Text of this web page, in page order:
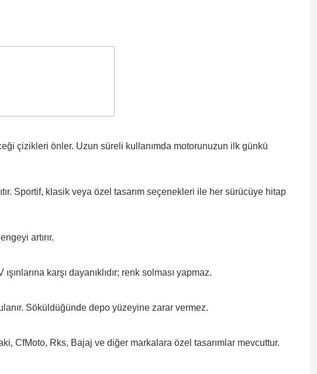
çizikleri önler. Uzun süreli kullanımda motorunuzun ilk günkü
Sportif, klasik veya özel tasarım seçenekleri ile her sürücüye hitap
artırır.
karşı dayanıklıdır; renk solması yapmaz.
Söküldüğünde depo yüzeyine zarar vermez.
CfMoto, Rks, Bajaj ve diğer markalara özel tasarımlar mevcuttur.